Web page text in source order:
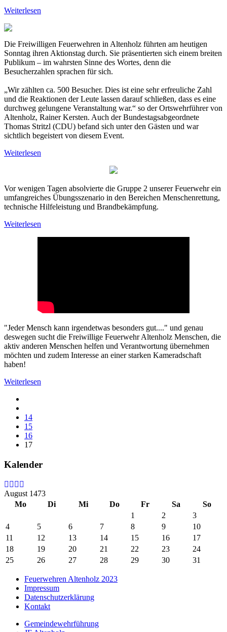
Weiterlesen
Die Freiwilligen Feuerwehren in Altenholz führten am heutigen
Sonntag ihren Aktionstag durch. Sie präsentierten sich einem breiten
Publikum – im wahrsten Sinne des Wortes, denn die
Besucherzahlen sprachen für sich.
„Wir zählten ca. 500 Besucher. Dies ist eine sehr erfreuliche Zahl
und die Reaktionen der Leute lassen darauf schließen, dass es eine
durchweg gelungene Veranstaltung war.“ so der Ortswehrführer von
Altenholz, Rainer Kersten. Auch der Bundestagsabgeordnete
Thomas Stritzl (CDU) befand sich unter den Gästen und war
sichtlich begeistert von diesem Event.
Weiterlesen
Vor wenigen Tagen absolvierte die Gruppe 2 unserer Feuerwehr ein
umfangreiches Übungsszenario in den Bereichen Menschenrettung,
technische Hilfeleistung und Brandbekämpfung.
Weiterlesen
"Jeder Mensch kann irgendetwas besonders gut...." und genau
deswegen sucht die Freiwillige Feuerwehr Altenholz Menschen, die
aktiv anderen Menschen helfen und Verantwortung übernehmen
möchten und zudem Interesse an einer starken Kameradschaft
haben!
Weiterlesen
14
15
16
17
Kalender
August 1473
Mo
Di Mi Do Fr Sa
So
1
2
3
4
5 6 7 8 9
10
11
12 13 14 15 16
17
18
19 20 21 22 23
24
25
26 27 28 29 30 31
Feuerwehren Altenholz 2023
Impressum
Datenschutzerklärung
Kontakt
Gemeindewehrführung